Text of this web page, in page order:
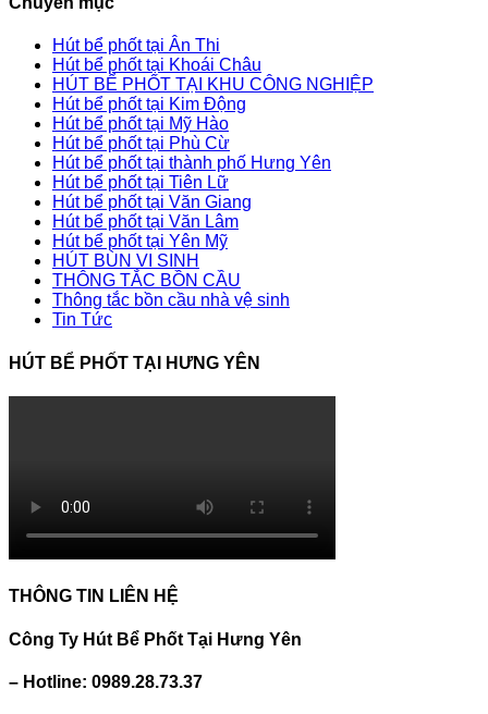
Hút bể phốt tại Ân Thi
Hút bể phốt tại Khoái Châu
HÚT BỂ PHỐT TẠI KHU CÔNG NGHIỆP
Hút bể phốt tại Kim Động
Hút bể phốt tại Mỹ Hào
Hút bể phốt tại Phù Cừ
Hút bể phốt tại thành phố Hưng Yên
Hút bể phốt tại Tiên Lữ
Hút bể phốt tại Văn Giang
Hút bể phốt tại Văn Lâm
Hút bể phốt tại Yên Mỹ
HÚT BÙN VI SINH
THÔNG TẮC BỒN CẦU
Thông tắc bồn cầu nhà vệ sinh
Tin Tức
HÚT BỂ PHỐT TẠI HƯNG YÊN
THÔNG TIN LIÊN HỆ
Công Ty Hút Bể Phốt Tại Hưng Yên
– Hotline: 0989.28.73.37